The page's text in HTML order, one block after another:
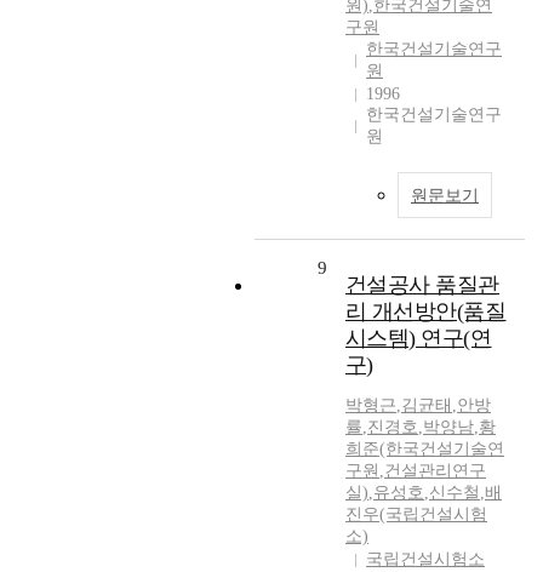
원),한국건설기술연
구원
한국건설기술연구
원
1996
한국건설기술연구
원
원문보기
9
건설공사 품질관
리 개선방안(품질
시스템) 연구(연
구)
박형근,김균태 ,안방
률,진경호,박양남,황
희준(한국건설기술연
구원 ,건설관리연구
실),유성호,신수철 ,배
진우(국립건설시험
소)
국립건설시험소